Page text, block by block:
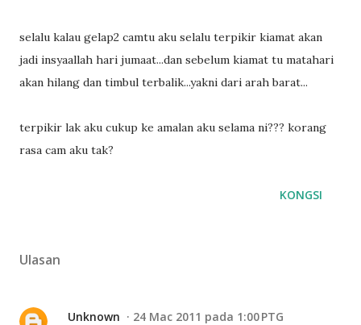
selalu kalau gelap2 camtu aku selalu terpikir kiamat akan
jadi insyaallah hari jumaat...dan sebelum kiamat tu matahari
akan hilang dan timbul terbalik...yakni dari arah barat...
terpikir lak aku cukup ke amalan aku selama ni??? korang
rasa cam aku tak?
KONGSI
Ulasan
Unknown 24 Mac 2011 pada 1:00 PTG